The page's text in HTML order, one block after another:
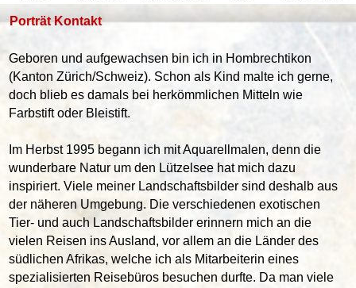
Porträt Kontakt
Geboren und aufgewachsen bin ich in Hombrechtikon
(Kanton Zürich/Schweiz). Schon als Kind malte ich gerne,
doch blieb es damals bei herkömmlichen Mitteln wie
Farbstift oder Bleistift.
Im Herbst 1995 begann ich mit Aquarellmalen, denn die
wunderbare Natur um den Lützelsee hat mich dazu
inspiriert. Viele meiner Landschaftsbilder sind deshalb aus
der näheren Umgebung. Die verschiedenen exotischen
Tier- und auch Landschaftsbilder erinnern mich an die
vielen Reisen ins Ausland, vor allem an die Länder des
südlichen Afrikas, welche ich als Mitarbeiterin eines
spezialisierten Reisebüros besuchen durfte. Da man viele